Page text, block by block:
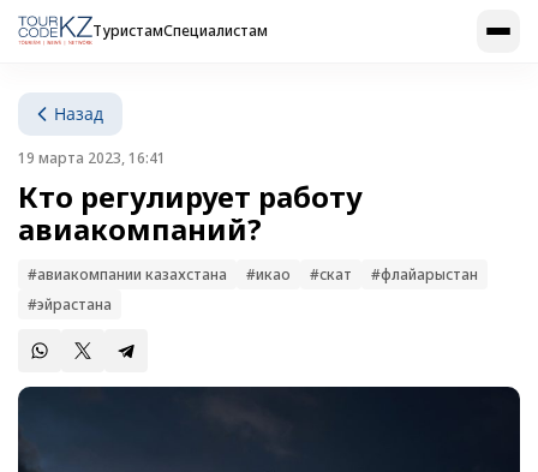
ТуристамСпециалистам
Назад
19 марта 2023, 16:41
Кто регулирует работу
авиакомпаний?
#авиакомпании казахстана #икао #скат
#флайарыстан
#эйрастана